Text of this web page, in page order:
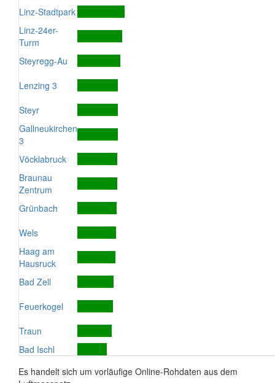
Linz-Stadtpark
Linz-24er-
Turm
Steyregg-Au
Lenzing 3
Steyr
Gallneukirchen
3
Vöcklabruck
Braunau
Zentrum
Grünbach
Wels
Haag am
Hausruck
Bad Zell
Feuerkogel
Traun
Bad Ischl
Es handelt sich um vorläufige Online-Rohdaten aus dem